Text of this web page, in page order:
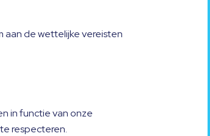
aan de wettelijke vereisten
in functie van onze
respecteren.